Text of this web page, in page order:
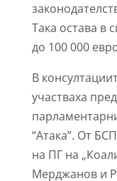
Така остава в
до 100 000
В
участваха
“Атака”. От
на ПГ на
Мерджанов и